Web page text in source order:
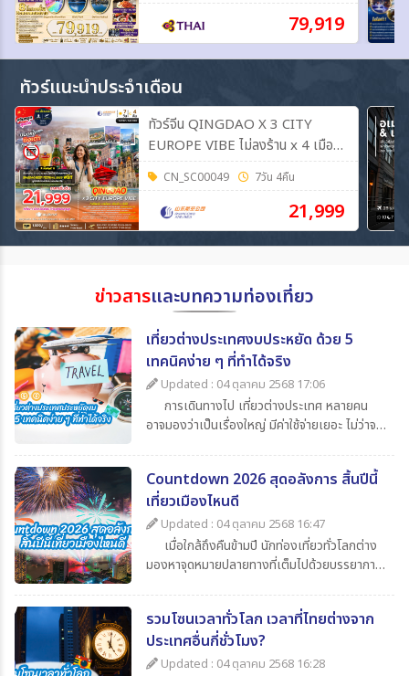
79,919
ทัวร์แนะนำประจำเดือน
ทัวร์จีน QINGDAO X 3 CITY
EUROPE VIBE ไม่ลงร้าน x 4 เมือง
7วัน 4คืน (SC)
CN_SC00049 7วัน 4คืน
21,999
ข่าวสารและบทความท่องเที่ยว
เที่ยวต่างประเทศงบประหยัด ด้วย 5
เทคนิคง่าย ๆ ที่ทำได้จริง
Updated : 04 ตุลาคม 2568 17:06
การเดินทางไป เที่ยวต่างประเทศ หลายคน
อาจมองว่าเป็นเรื่องใหญ่ มีค่าใช้จ่ายเยอะ ไม่ว่าจะ
ดี ๆ ก็สามารถไป เที่ยวต่างประเทศในราคาสบาย
กระเป๋า วันนี้ 365Travel(ทัวร์ 365 วัน) ขอนำ
เสนอ 5 เทคนิคเที่ยวต่างประเทศแบบประหยัด ที่
จะช่วยให้นักท่องเที่ยวทุกคนสามารถไปเปิด
ประสบการณ์ใหม่ ๆ ได้อย่างคุ้มค่า
Countdown 2026 สุดอลังการ สิ้นปีนี้
เที่ยวเมืองไหนดี
Updated : 04 ตุลาคม 2568 16:47
เมื่อใกล้ถึงคืนข้ามปี นักท่องเที่ยวทั่วโลกต่าง
มองหาจุดหมายปลายทางที่เต็มไปด้วยบรรยากาศ
365Travel(ทัวร์365วัน) มี 4 ประเทศน่าไป เคา
นต์ดาวน์ 2026 ที่ไม่ควรพลาดมาแนะนำ
รวมโซนเวลาทั่วโลก เวลาที่ไทยต่างจาก
ประเทศอื่นกี่ชั่วโมง?
Updated : 04 ตุลาคม 2568 16:28